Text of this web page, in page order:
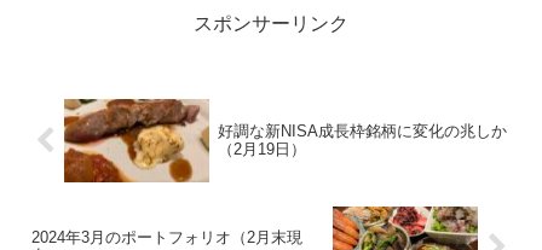
スポンサーリンク
好調な新NISA成長枠銘柄に変化の兆しか
（2月19日）
2024年3月のポートフォリオ（2月末現